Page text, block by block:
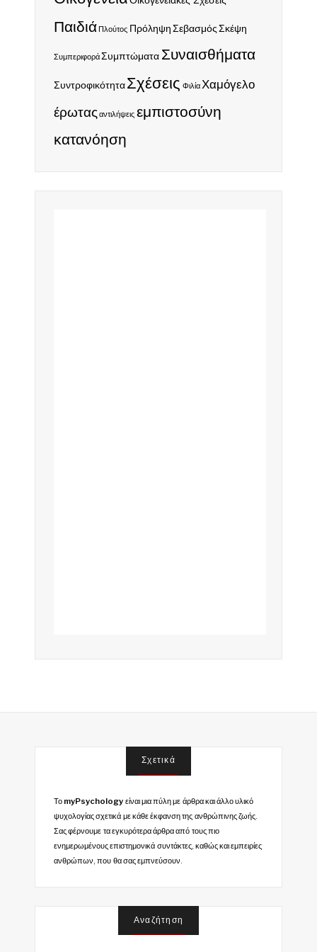
ΠαιδιάΠλούτος ΠρόληψηΣεβασμόςΣκέψη
ΣυμπεριφοράΣυμπτώματα Συναισθήματα
ΣυντροφικότηταΣχέσεις Φιλία Χαμόγελο
έρωτας αντιλήψεις εμπιστοσύνη
κατανόηση
Σχετικά
Το myPsychology είναι μια πύλη με άρθρα και άλλο υλικό
ψυχολογίας σχετικά με κάθε έκφανση της ανθρώπινης ζωής.
Σας φέρνουμε τα εγκυρότερα άρθρα από τους πιο
ενημερωμένους επιστημονικά συντάκτες, καθώς και εμπειρίες
ανθρώπων, που θα σας εμπνεύσουν.
Αναζήτηση